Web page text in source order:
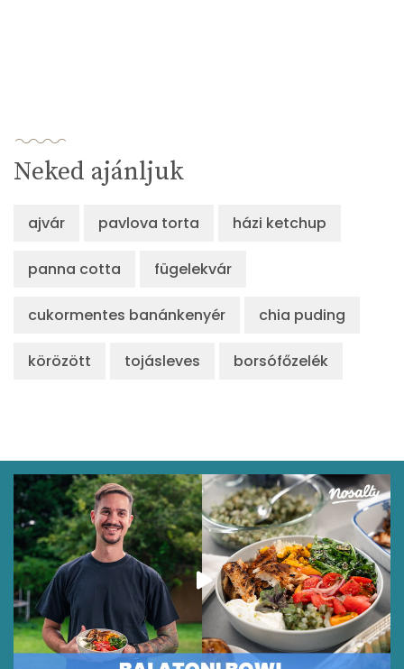
Neked ajánljuk
ajvár pavlova torta házi ketchup
panna cotta fügelekvár
cukormentes banánkenyér chia puding
körözött tojásleves borsófőzelék